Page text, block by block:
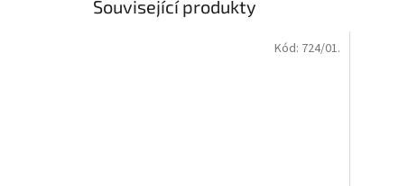
Související produkty
Kód: 724/01.